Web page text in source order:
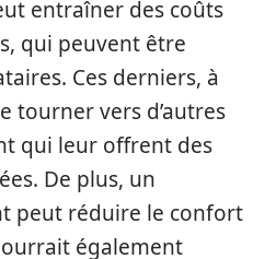
entraîner des coûts
qui peuvent être
Ces derniers, à
tourner vers d’autres
qui leur offrent des
De plus, un
peut réduire le confort
également